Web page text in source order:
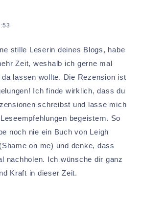
stille Leserin deines Blogs, habe
Zeit, weshalb ich gerne mal
lassen wollte. Die Rezension ist
Ich finde wirklich, dass du
schreibst und lasse mich
begeistern. So
noch nie ein Buch von Leigh
on me) und denke, dass
nachholen. Ich wünsche dir ganz
Kraft in dieser Zeit.